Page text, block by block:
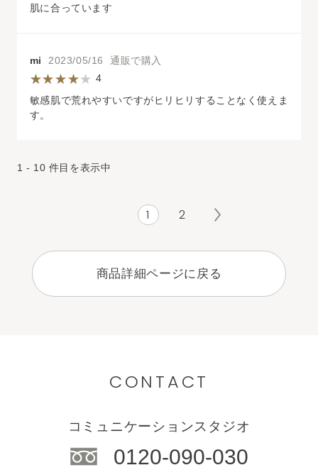
肌に合っています
mi 2023/05/16 通販で購入
4
敏感肌で荒れやすいですがヒリヒリすることなく使えま
す。
1 - 10 件目を表示中
1 2
商品詳細ページに戻る
CONTACT
コミュニケーションスタジオ
0120-090-030